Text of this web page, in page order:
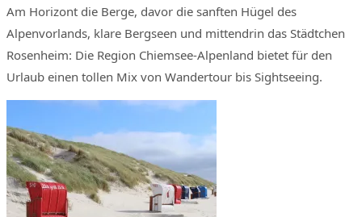
Am Horizont die Berge, davor die sanften Hügel des
Alpenvorlands, klare Bergseen und mittendrin das Städtchen
Rosenheim: Die Region Chiemsee-Alpenland bietet für den
Urlaub einen tollen Mix von Wandertour bis Sightseeing.